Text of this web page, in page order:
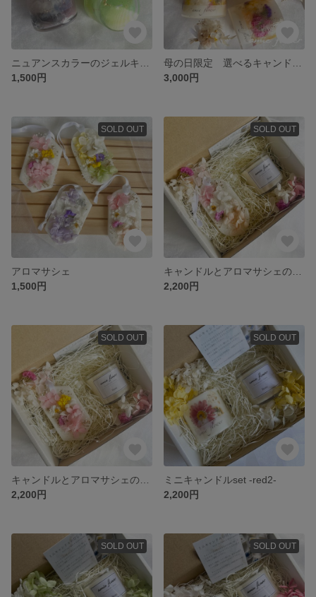
1,500円
3,000円
SOLD OUT
アロマサシェ
1,500円
SOLD OUT
2,200円
SOLD OUT
2,200円
SOLD OUT
ミニキャンドルset -red2-
2,200円
SOLD OUT SOLD OUT